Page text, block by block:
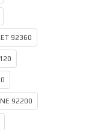
92360
92200